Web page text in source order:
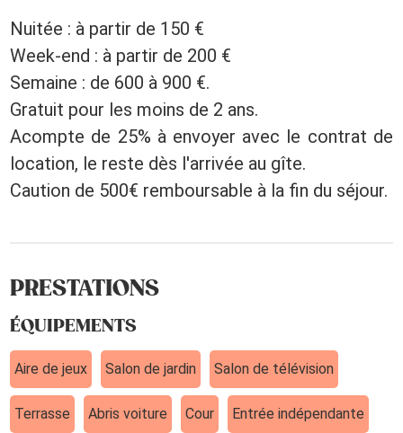
Nuitée : à partir de 150 €
Week-end : à partir de 200 €
Semaine : de 600 à 900 €.
Gratuit pour les moins de 2 ans.
Acompte de 25% à envoyer avec le contrat de
location, le reste dès l'arrivée au gîte.
Caution de 500€ remboursable à la fin du séjour.
PRESTATIONS
ÉQUIPEMENTS
Aire de jeux Salon de jardin Salon de télévision
Terrasse Abris voiture Cour Entrée indépendante